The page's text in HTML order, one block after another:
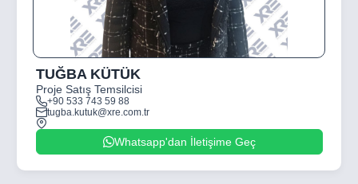
TUĞBA KÜTÜK
Proje Satış Temsilcisi
+90 533 743 59 88
tugba.kutuk@xre.com.tr
Whatsapp'dan İletişime Geç